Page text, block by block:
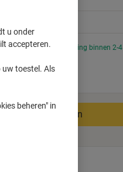
uur besteld, bezorging binnen 2-4
In winkelwagen
u onder
accepteren.
uw toestel. Als
beheren" in